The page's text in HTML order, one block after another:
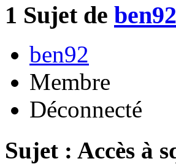
1 Sujet de ben92
ben92
Membre
Déconnecté
Sujet : Accès à